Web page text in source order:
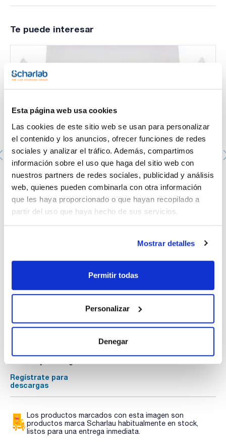
Esta página web usa cookies
Las cookies de este sitio web se usan para personalizar
el contenido y los anuncios, ofrecer funciones de redes
sociales y analizar el tráfico. Además, compartimos
información sobre el uso que haga del sitio web con
nuestros partners de redes sociales, publicidad y análisis
web, quienes pueden combinarla con otra información
que les haya proporcionado o que hayan recopilado a
partir del uso que haya hecho de sus servicios.
Mostrar detalles
Permitir todas
Personalizar
Denegar
Medio sólido para la detección de urealisis, de acuerdo a las
06-083).
Te puede interesar
Solución Estéril de Urea al 40 %
06-083-100
Envase: x 100 ml
Disponibilidad: Ver stock
Mi precio : Comprar
Documentación técnica
TDS / Ficha técnica
descargas
COA
Regístrate para
descargas
Regístrate para
descargas
Los productos marcados con esta imagen son
productos marca Scharlau habitualmente en stock,
listos para una entrega inmediata.